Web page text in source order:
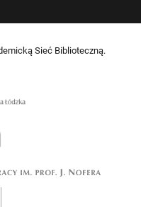
Sieć Biblioteczną.